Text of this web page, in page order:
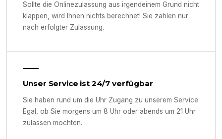
Sollte die Onlinezulassung aus irgendeinem Grund nicht
klappen, wird Ihnen nichts berechnet! Sie zahlen nur
nach erfolgter Zulassung.
Unser Service ist 24/7 verfügbar
Sie haben rund um die Uhr Zugang zu unserem Service.
Egal, ob Sie morgens um 8 Uhr oder abends um 21 Uhr
zulassen möchten.